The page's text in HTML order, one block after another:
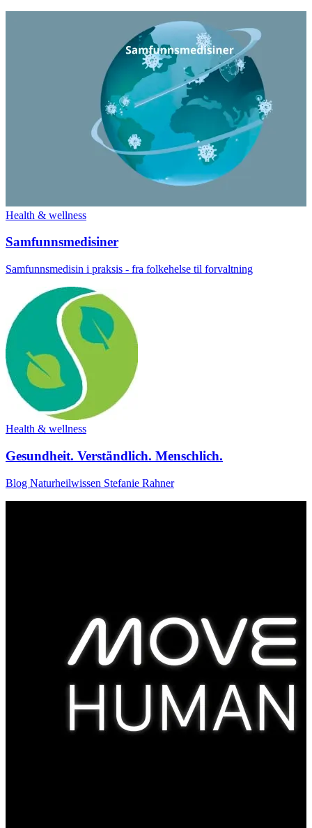
Health & wellness
Samfunnsmedisiner
Samfunnsmedisin i praksis - fra folkehelse til forvaltning
Health & wellness
Gesundheit. Verständlich. Menschlich.
Blog Naturheilwissen Stefanie Rahner